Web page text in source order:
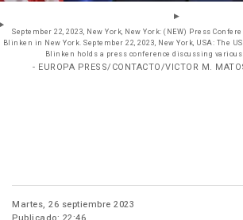
September 22, 2023, New York, New York: (NEW) Press
Blinken in New York. September 22, 2023, New York, USA: The
Blinken holds a press conference discussing
- EUROPA PRESS/CONTACTO/VICTOR M.
Martes, 26 septiembre 2023